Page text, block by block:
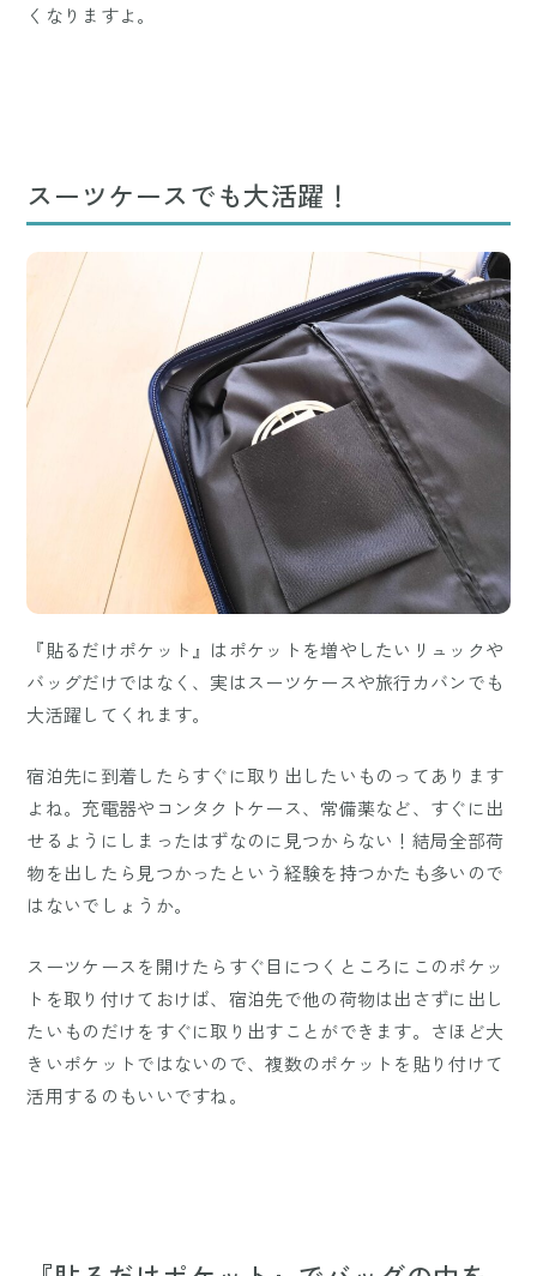
くなりますよ。
スーツケースでも大活躍！
『貼るだけポケット』はポケットを増やしたいリュックや
バッグだけではなく、実はスーツケースや旅行カバンでも
大活躍してくれます。
宿泊先に到着したらすぐに取り出したいものってあります
よね。充電器やコンタクトケース、常備薬など、すぐに出
せるようにしまったはずなのに見つからない！結局全部荷
物を出したら見つかったという経験を持つかたも多いので
はないでしょうか。
スーツケースを開けたらすぐ目につくところにこのポケッ
トを取り付けておけば、宿泊先で他の荷物は出さずに出し
たいものだけをすぐに取り出すことができます。さほど大
きいポケットではないので、複数のポケットを貼り付けて
活用するのもいいですね。